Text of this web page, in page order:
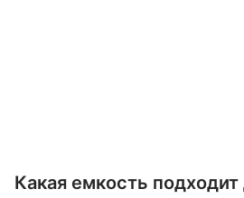
Какая емкость подходит